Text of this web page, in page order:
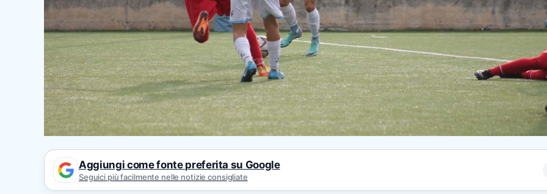
Aggiungi come fonte preferita su Google
Seguici più facilmente nelle notizie consigliate